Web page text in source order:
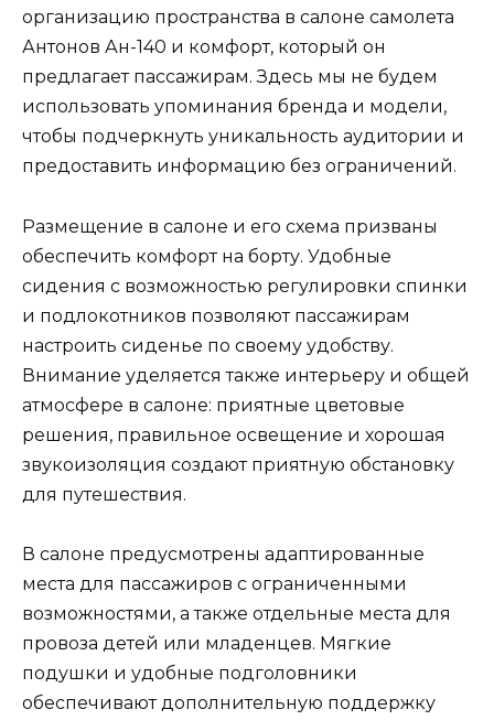
организацию пространства в салоне самолета
Антонов Ан-140 и комфорт, который он
предлагает пассажирам. Здесь мы не будем
использовать упоминания бренда и модели,
чтобы подчеркнуть уникальность аудитории и
предоставить информацию без ограничений.
Размещение в салоне и его схема призваны
обеспечить комфорт на борту. Удобные
сидения с возможностью регулировки спинки
и подлокотников позволяют пассажирам
настроить сиденье по своему удобству.
Внимание уделяется также интерьеру и общей
атмосфере в салоне: приятные цветовые
решения, правильное освещение и хорошая
звукоизоляция создают приятную обстановку
для путешествия.
В салоне предусмотрены адаптированные
места для пассажиров с ограниченными
возможностями, а также отдельные места для
провоза детей или младенцев. Мягкие
подушки и удобные подголовники
обеспечивают дополнительную поддержку